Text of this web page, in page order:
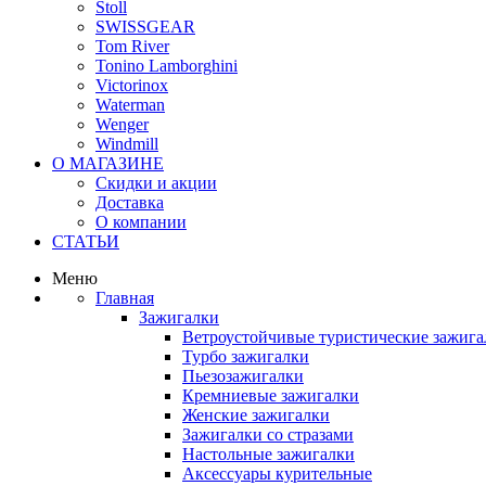
Stoll
SWISSGEAR
Tom River
Tonino Lamborghini
Victorinox
Waterman
Wenger
Windmill
О МАГАЗИНЕ
Скидки и акции
Доставка
О компании
СТАТЬИ
Меню
Главная
Зажигалки
Ветроустойчивые туристические
Турбо зажигалки
Пьезозажигалки
Кремниевые зажигалки
Женские зажигалки
Зажигалки со стразами
Настольные зажигалки
Аксессуары курительные